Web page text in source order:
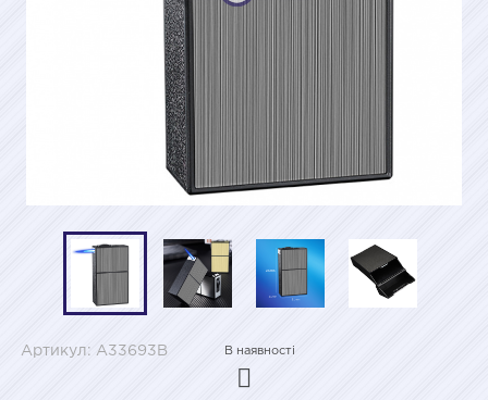
Артикул: A33693B В наявності